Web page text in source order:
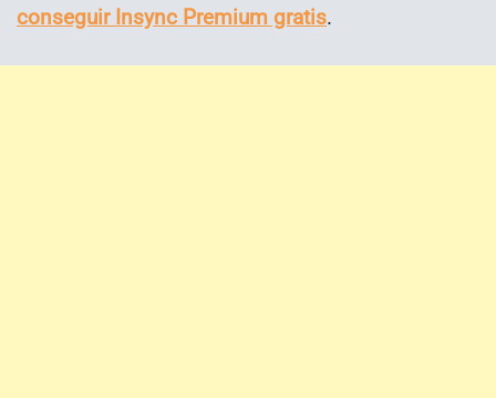
conseguir Insync Premium gratis.